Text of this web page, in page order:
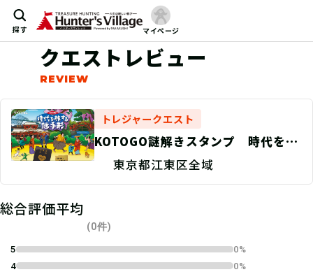
探す マイページ
クエストレビュー
トレジャークエスト
KOTOGO謎解きスタンプ 時代を旅
する謎手形〜城東コース〜
東京都江東区全域
総合評価平均
(0件)
5
0%
4
0%